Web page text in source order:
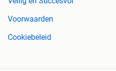
Voorwaarden
Cookiebeleid